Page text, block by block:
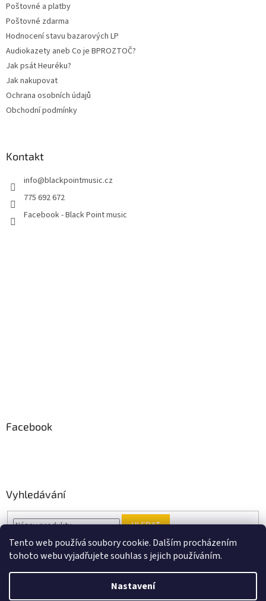
Tento web používá soubory cookie. Dalším procházením
tohoto webu vyjadřujete souhlas s jejich používáním.
Nastavení
Poštovné a platby
Poštovné zdarma
Hodnocení stavu bazarových LP
Audiokazety aneb Co je BPROZTOČ?
Jak psát Heuréku?
Jak nakupovat
Ochrana osobních údajů
Obchodní podmínky
Kontakt
info@blackpointmusic.cz
775 692 672
Facebook - Black Point music
Facebook
Vyhledávání
HLEDAT